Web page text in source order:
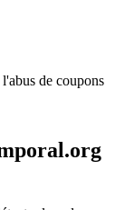
de coupons